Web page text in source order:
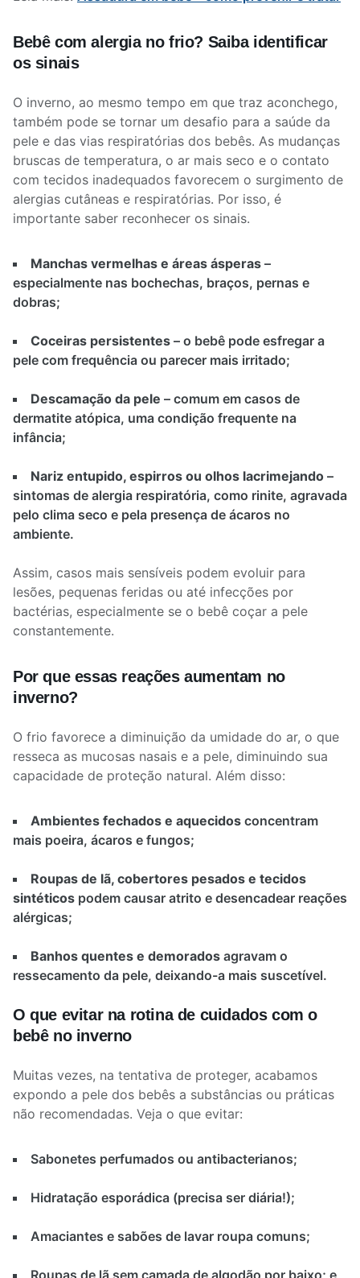
Bebê com alergia no frio? Saiba identificar
os sinais
O inverno, ao mesmo tempo em que traz aconchego,
também pode se tornar um desafio para a saúde da
pele e das vias respiratórias dos bebês. As mudanças
bruscas de temperatura, o ar mais seco e o contato
com tecidos inadequados favorecem o surgimento de
alergias cutâneas e respiratórias. Por isso, é
importante saber reconhecer os sinais.
Manchas vermelhas e áreas ásperas –
especialmente nas bochechas, braços, pernas e
dobras;
Coceiras persistentes – o bebê pode esfregar a
pele com frequência ou parecer mais irritado;
Descamação da pele – comum em casos de
dermatite atópica, uma condição frequente na
infância;
Nariz entupido, espirros ou olhos lacrimejando –
sintomas de alergia respiratória, como rinite, agravada
pelo clima seco e pela presença de ácaros no
ambiente.
Assim, casos mais sensíveis podem evoluir para
lesões, pequenas feridas ou até infecções por
bactérias, especialmente se o bebê coçar a pele
constantemente.
Por que essas reações aumentam no
inverno?
O frio favorece a diminuição da umidade do ar, o que
resseca as mucosas nasais e a pele, diminuindo sua
capacidade de proteção natural. Além disso:
Ambientes fechados e aquecidos concentram
mais poeira, ácaros e fungos;
Roupas de lã, cobertores pesados e tecidos
sintéticos podem causar atrito e desencadear reações
alérgicas;
Banhos quentes e demorados agravam o
ressecamento da pele, deixando-a mais suscetível.
O que evitar na rotina de cuidados com o
bebê no inverno
Muitas vezes, na tentativa de proteger, acabamos
expondo a pele dos bebês a substâncias ou práticas
não recomendadas. Veja o que evitar:
Sabonetes perfumados ou antibacterianos;
Hidratação esporádica (precisa ser diária!);
Amaciantes e sabões de lavar roupa comuns;